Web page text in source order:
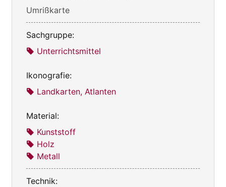
Umrißkarte
Sachgruppe:
Unterrichtsmittel
Ikonografie:
Landkarten, Atlanten
Material:
Kunststoff
Holz
Metall
Technik: